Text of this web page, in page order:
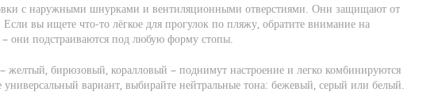
с наружными шнурками и вентиляционными отверстиями. Они защищают от
Если вы ищете что‑то лёгкое для прогулок по пляжу, обратите внимание на
они подстраиваются под любую форму стопы.
желтый, бирюзовый, коралловый – поднимут настроение и легко комбинируются
вариант, выбирайте нейтральные тона: бежевый, серый или белый.